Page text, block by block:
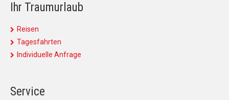
Ihr Traumurlaub
Reisen
Tagesfahrten
Individuelle Anfrage
Service